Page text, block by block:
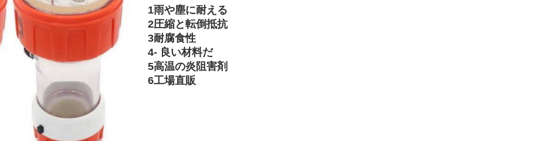
1雨や塵に耐える
2圧縮と転倒抵抗
3耐腐食性
4- 良い材料だ
5高温の炎阻害剤
6工場直販